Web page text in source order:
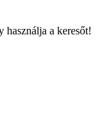
használja a keresőt!